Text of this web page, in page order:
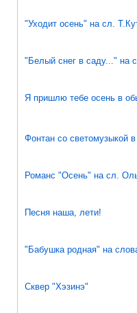
"Уходит осень" на сл.
"Белый снег в саду..." на
Я пришлю тебе осень в
Фонтан со светомузыкой
Романс "Осень" на сл.
Песня наша, лети!
"Бабушка родная" на
Сквер "Хэзинэ"